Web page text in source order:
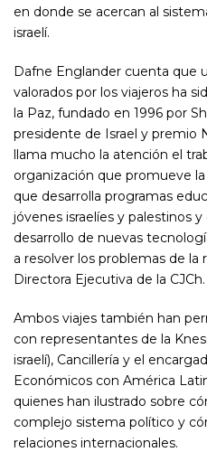
en donde se acercan al
israelí.
Dafne Englander cuenta que
valorados por los viajeros ha
la Paz, fundado en 1996 por
presidente de Israel y premio
llama mucho la atención el
organización que promueve
que desarrolla programas
jóvenes israelíes y palestinos
desarrollo de nuevas
a resolver los problemas de la
Directora Ejecutiva de la CJCh.
Ambos viajes también han
con representantes de la
israelí), Cancillería y el
Económicos con América
quienes han ilustrado sobre
complejo sistema político y
relaciones internacionales.